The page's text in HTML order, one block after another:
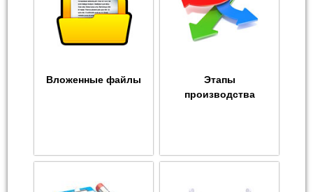
Вложенные файлы
Этапы
производства